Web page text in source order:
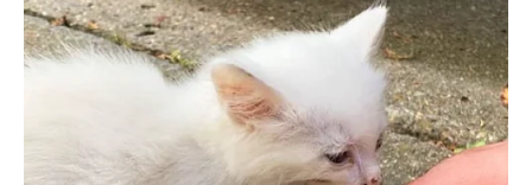
Ovo je period koji biste trebali
iskoristiti maksimalno
Zvijezde vam poručuju da ne sumnjate u sebe i da ne
dozvolite prošlosti da vas zaustavi. Pred vama su dani